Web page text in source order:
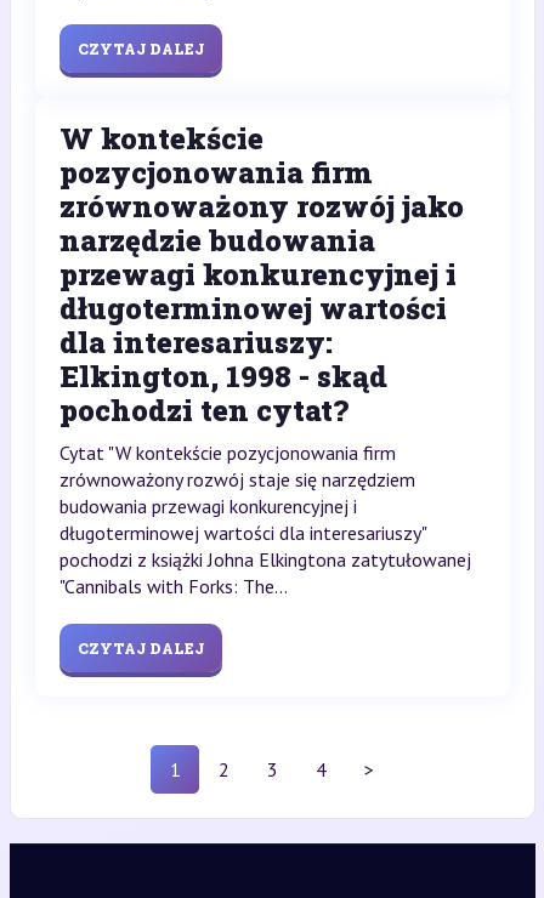
CZYTAJ DALEJ
W kontekście
pozycjonowania firm
zrównoważony rozwój jako
narzędzie budowania
przewagi konkurencyjnej i
długoterminowej wartości
dla interesariuszy:
Elkington, 1998 - skąd
pochodzi ten cytat?
Cytat "W kontekście pozycjonowania firm
zrównoważony rozwój staje się narzędziem
budowania przewagi konkurencyjnej i
długoterminowej wartości dla interesariuszy"
pochodzi z książki Johna Elkingtona zatytułowanej
"Cannibals with Forks: The...
CZYTAJ DALEJ
1 2 3 4 >